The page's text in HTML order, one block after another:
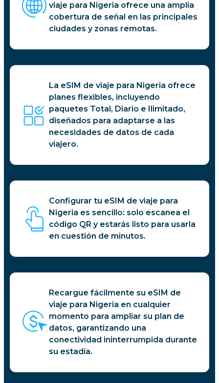
viaje para Nigeria ofrece una amplia
cobertura de señal en las principales
ciudades y zonas remotas.
La eSIM de viaje para Nigeria ofrece
planes flexibles, incluyendo
paquetes Total, Diario e Ilimitado,
diseñados para adaptarse a las
necesidades de datos de cada
viajero.
Configurar tu eSIM de viaje para
Nigeria es sencillo: solo escanea el
código QR y estarás listo para usarla
en cuestión de minutos.
Recargue fácilmente su eSIM de
viaje para Nigeria en cualquier
momento para ampliar su plan de
datos, garantizando una
conectividad ininterrumpida durante
su estadía.